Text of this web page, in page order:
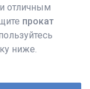
отличным
прокат
ниже.